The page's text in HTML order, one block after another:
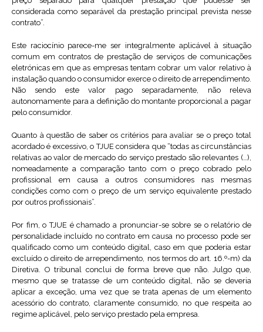
considerada como separável da prestação principal prevista nesse
contrato”.
Este raciocínio parece-me ser integralmente aplicável à situação
comum em contratos de prestação de serviços de comunicações
eletrónicas em que as empresas tentam cobrar um valor relativo à
instalação quando o consumidor exerce o direito de arrependimento.
Não sendo este valor pago separadamente, não releva
autonomamente para a definição do montante proporcional a pagar
pelo consumidor.
Quanto à questão de saber os critérios para avaliar se o preço total
acordado é excessivo, o TJUE considera que “todas as circunstâncias
relativas ao valor de mercado do serviço prestado são relevantes (…),
nomeadamente a comparação tanto com o preço cobrado pelo
profissional em causa a outros consumidores nas mesmas
condições como com o preço de um serviço equivalente prestado
por outros profissionais”.
Por fim, o TJUE é chamado a pronunciar-se sobre se o relatório de
personalidade incluído no contrato em causa no processo pode ser
qualificado como um conteúdo digital, caso em que poderia estar
excluído o direito de arrependimento, nos termos do art. 16.º-m) da
Diretiva. O tribunal conclui de forma breve que não. Julgo que,
mesmo que se tratasse de um conteúdo digital, não se deveria
aplicar a exceção, uma vez que se trata apenas de um elemento
acessório do contrato, claramente consumido, no que respeita ao
regime aplicável, pelo serviço prestado pela empresa.